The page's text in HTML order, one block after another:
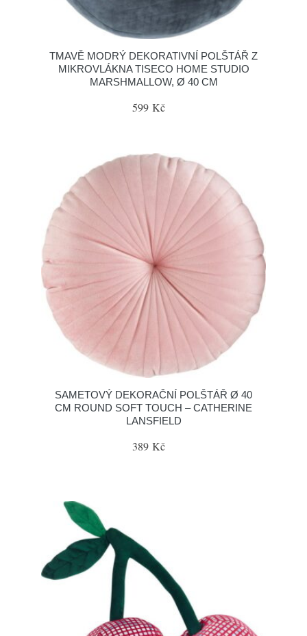
TMAVĚ MODRÝ DEKORATIVNÍ POLŠTÁŘ Z
MIKROVLÁKNA TISECO HOME STUDIO
MARSHMALLOW, Ø 40 CM
599 Kč
SAMETOVÝ DEKORAČNÍ POLŠTÁŘ Ø 40
CM ROUND SOFT TOUCH – CATHERINE
LANSFIELD
389 Kč